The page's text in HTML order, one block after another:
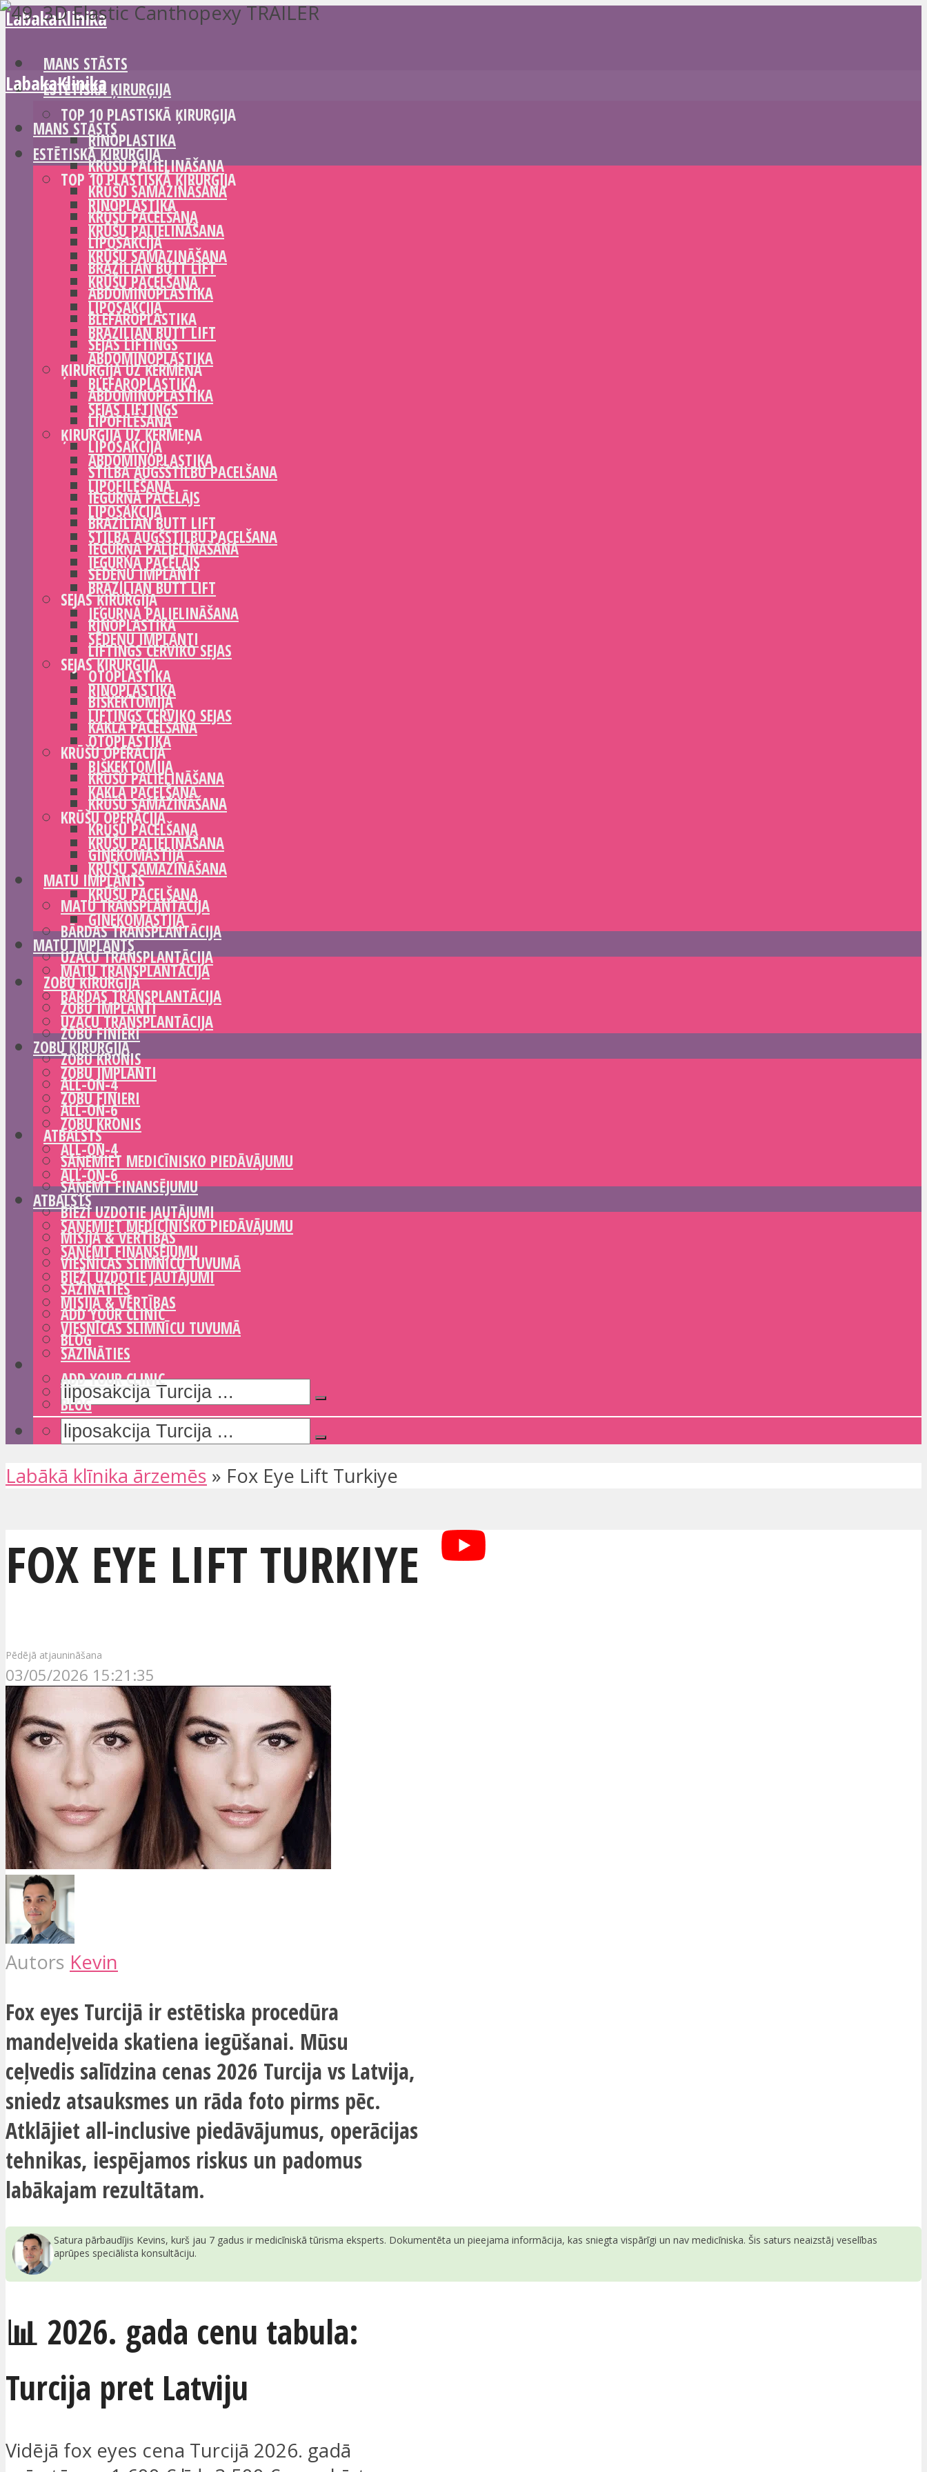
LabakaKlinika
MANS STĀSTS
ESTĒTISKĀ ĶIRURĢIJA
TOP 10 PLASTISKĀ ĶIRURĢIJA
RINOPLASTIKA
KRŪŠU PALIELINĀŠANA
KRŪŠU SAMAZINĀŠANA
KRŪŠU PACELŠANA
LIPOSAKCIJA
BRAZILIAN BUTT LIFT
ABDOMINOPLASTIKA
BLEFAROPLASTIKA
SEJAS LIFTINGS
ĶIRURĢIJA UZ ĶERMEŅA
ABDOMINOPLASTIKA
LIPOFILĒŠANA
LIPOSAKCIJA
STILBA AUGŠSTILBU PACELŠANA
IEGURŅA PACĒLĀJS
BRAZILIAN BUTT LIFT
IEGURŅA PALIELINĀŠANA
SĒDEŅU IMPLANTI
SEJAS ĶIRURĢIJA
RINOPLASTIKA
LIFTINGS CERVIKO SEJAS
OTOPLASTIKA
BIŠKEKTOMIJA
KAKLA PACELŠANA
KRŪŠU OPERĀCIJA
KRŪŠU PALIELINĀŠANA
KRŪŠU SAMAZINĀŠANA
KRŪŠU PACELŠANA
GINEKOMASTIJA
MATU IMPLANTS
MATU TRANSPLANTĀCIJA
BĀRDAS TRANSPLANTĀCIJA
UZACU TRANSPLANTĀCIJA
ZOBU ĶIRURĢIJA
ZOBU IMPLANTI
ZOBU FINIERI
ZOBU KRONIS
ALL-ON-4
ALL-ON-6
ATBALSTS
SAŅEMIET MEDICĪNISKO PIEDĀVĀJUMU
SAŅEMT FINANSĒJUMU
BIEŽI UZDOTIE JAUTĀJUMI
MISIJA & VĒRTĪBAS
VIESNĪCAS SLIMNĪCU TUVUMĀ
SAZINĀTIES
ADD YOUR CLINIC
BLOG
LabakaKlinika
MANS STĀSTS
ESTĒTISKĀ ĶIRURĢIJA
TOP 10 PLASTISKĀ ĶIRURĢIJA
RINOPLASTIKA
KRŪŠU PALIELINĀŠANA
KRŪŠU SAMAZINĀŠANA
KRŪŠU PACELŠANA
LIPOSAKCIJA
BRAZILIAN BUTT LIFT
ABDOMINOPLASTIKA
BLEFAROPLASTIKA
SEJAS LIFTINGS
ĶIRURĢIJA UZ ĶERMEŅA
ABDOMINOPLASTIKA
LIPOFILĒŠANA
LIPOSAKCIJA
STILBA AUGŠSTILBU PACELŠANA
IEGURŅA PACĒLĀJS
BRAZILIAN BUTT LIFT
IEGURŅA PALIELINĀŠANA
SĒDEŅU IMPLANTI
SEJAS ĶIRURĢIJA
RINOPLASTIKA
LIFTINGS CERVIKO SEJAS
OTOPLASTIKA
BIŠKEKTOMIJA
KAKLA PACELŠANA
KRŪŠU OPERĀCIJA
KRŪŠU PALIELINĀŠANA
KRŪŠU SAMAZINĀŠANA
KRŪŠU PACELŠANA
GINEKOMASTIJA
MATU IMPLANTS
MATU TRANSPLANTĀCIJA
BĀRDAS TRANSPLANTĀCIJA
UZACU TRANSPLANTĀCIJA
ZOBU ĶIRURĢIJA
ZOBU IMPLANTI
ZOBU FINIERI
ZOBU KRONIS
ALL-ON-4
ALL-ON-6
ATBALSTS
SAŅEMIET MEDICĪNISKO PIEDĀVĀJUMU
SAŅEMT FINANSĒJUMU
BIEŽI UZDOTIE JAUTĀJUMI
MISIJA & VĒRTĪBAS
VIESNĪCAS SLIMNĪCU TUVUMĀ
SAZINĀTIES
ADD YOUR CLINIC
BLOG
Labākā klīnika ārzemēs » Fox Eye Lift Turkiye
FOX EYE LIFT TURKIYE
Pēdējā atjaunināšana
03/05/2026 15:21:35
Autors Kevin
Fox eyes Turcijā ir estētiska procedūra
mandeļveida skatiena iegūšanai. Mūsu
ceļvedis salīdzina cenas 2026 Turcija vs Latvija,
sniedz atsauksmes un rāda foto pirms pēc.
Atklājiet all-inclusive piedāvājumus, operācijas
tehnikas, iespējamos riskus un padomus
labākajam rezultātam.
Satura pārbaudījis Kevins, kurš jau 7 gadus ir medicīniskā tūrisma eksperts. Dokumentēta un pieejama informācija, kas sniegta vispārīgi un nav medicīniska. Šis saturs neaizstāj veselības
aprūpes speciālista konsultāciju.
📊 2026. gada cenu tabula:
Turcija pret Latviju
Vidējā fox eyes cena Turcijā 2026. gadā